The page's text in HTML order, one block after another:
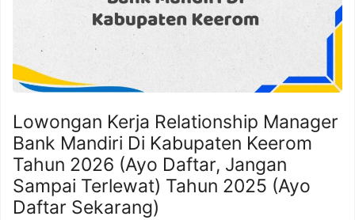
Lowongan Kerja Relationship Manager
Bank Mandiri Di Kabupaten Keerom
Tahun 2026 (Ayo Daftar, Jangan
Sampai Terlewat) Tahun 2025 (Ayo
Daftar Sekarang)